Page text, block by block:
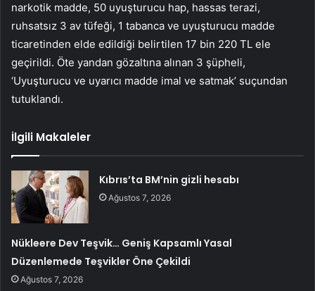
narkotik madde, 50 uyuşturucu hap, hassas terazi,
ruhsatsız 3 av tüfeği, 1 tabanca ve uyuşturucu madde
ticaretinden elde edildiği belirtilen 17 bin 220 TL ele
geçirildi. Öte yandan gözaltına alınan 3 şüpheli,
‘Uyuşturucu ve uyarıcı madde imal ve satmak’ suçundan
tutuklandı.
İlgili Makaleler
Kıbrıs’ta BM’nin gizli hesabı
Ağustos 7, 2026
Nükleere Dev Teşvik… Geniş Kapsamlı Yasal
Düzenlemede Teşvikler Öne Çekildi
Ağustos 7, 2026